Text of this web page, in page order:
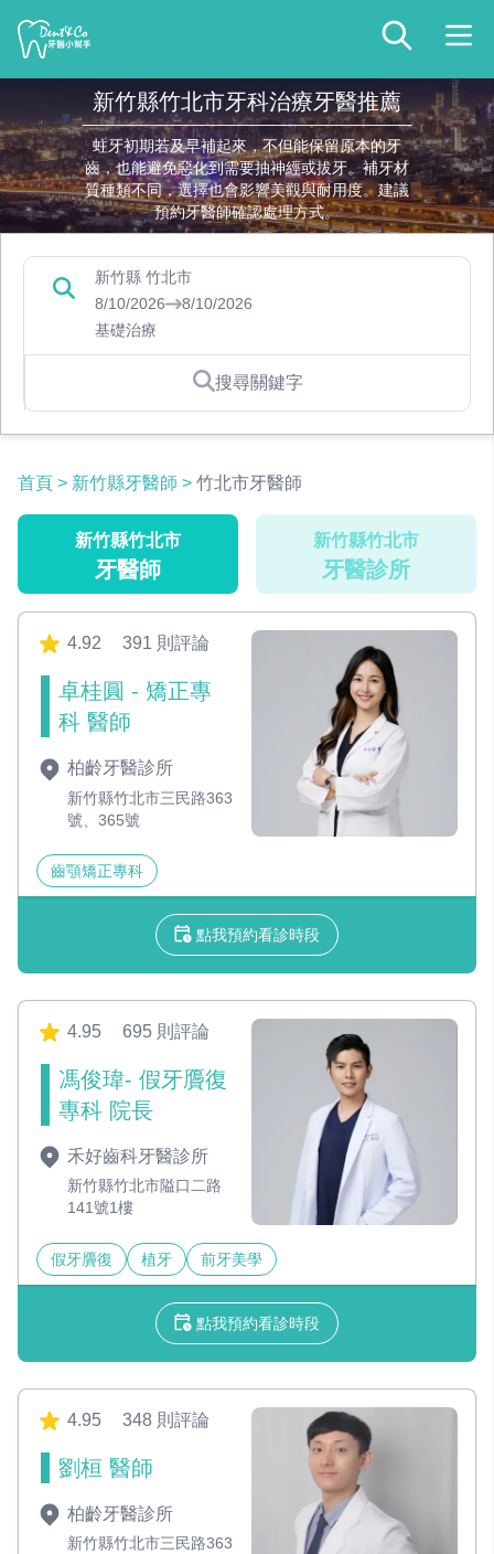
新竹縣竹北市牙科治療牙醫推薦
蛀牙初期若及早補起來，不但能保留原本的牙
齒，也能避免惡化到需要抽神經或拔牙。補牙材
質種類不同，選擇也會影響美觀與耐用度。建議
預約牙醫師確認處理方式。
新竹縣 竹北市
8/10/2026
8/10/2026
基礎治療
搜尋關鍵字
首頁 > 新竹縣牙醫師 > 竹北市牙醫師
新竹縣竹北市
牙醫師
新竹縣竹北市
牙醫診所
4.92 391 則評論
卓桂圓 - 矯正專
科 醫師
柏齡牙醫診所
新竹縣竹北市三民路363
號、365號
齒顎矯正專科
點我預約看診時段
4.95 695 則評論
馮俊瑋- 假牙贗復
專科 院長
禾好齒科牙醫診所
新竹縣竹北市隘口二路
141號1樓
假牙贗復 植牙 前牙美學
點我預約看診時段
4.95 348 則評論
劉桓 醫師
柏齡牙醫診所
新竹縣竹北市三民路363